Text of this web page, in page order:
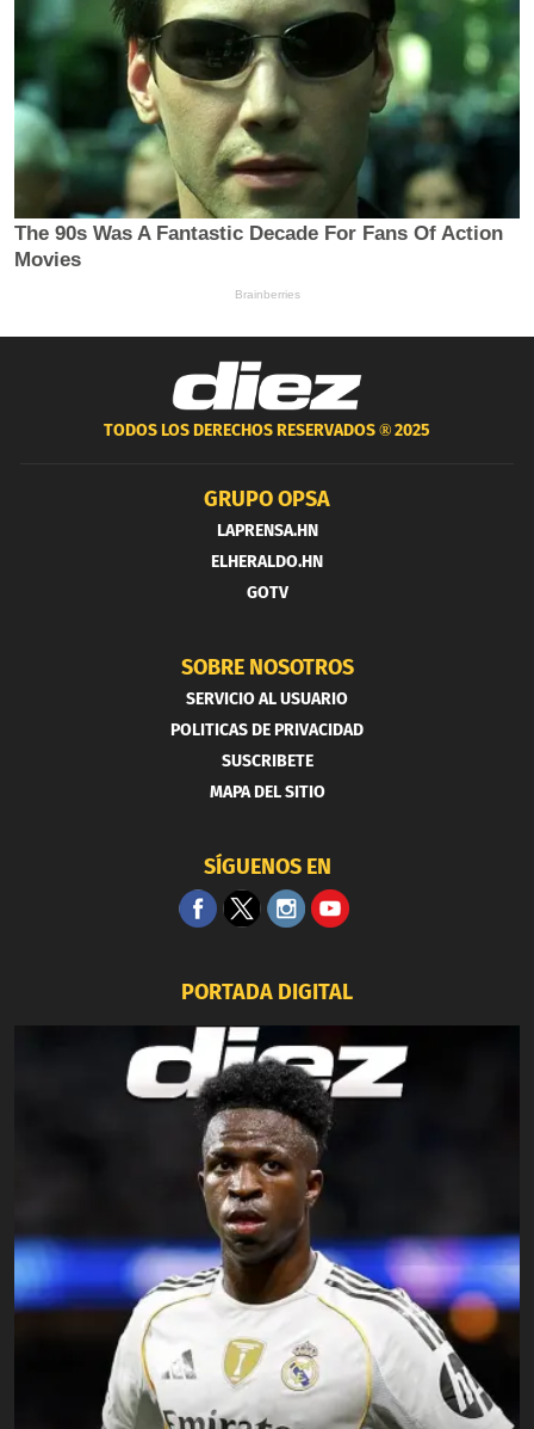
TODOS LOS DERECHOS RESERVADOS ®2025
GRUPO OPSA
LAPRENSA.HN
ELHERALDO.HN
GOTV
SOBRE NOSOTROS
SERVICIO AL USUARIO
POLITICAS DE PRIVACIDAD
SUSCRIBETE
MAPA DEL SITIO
SÍGUENOS EN
PORTADA DIGITAL